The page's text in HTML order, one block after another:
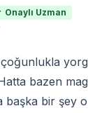
Onaylı Uzman
bazen
başka bir şey